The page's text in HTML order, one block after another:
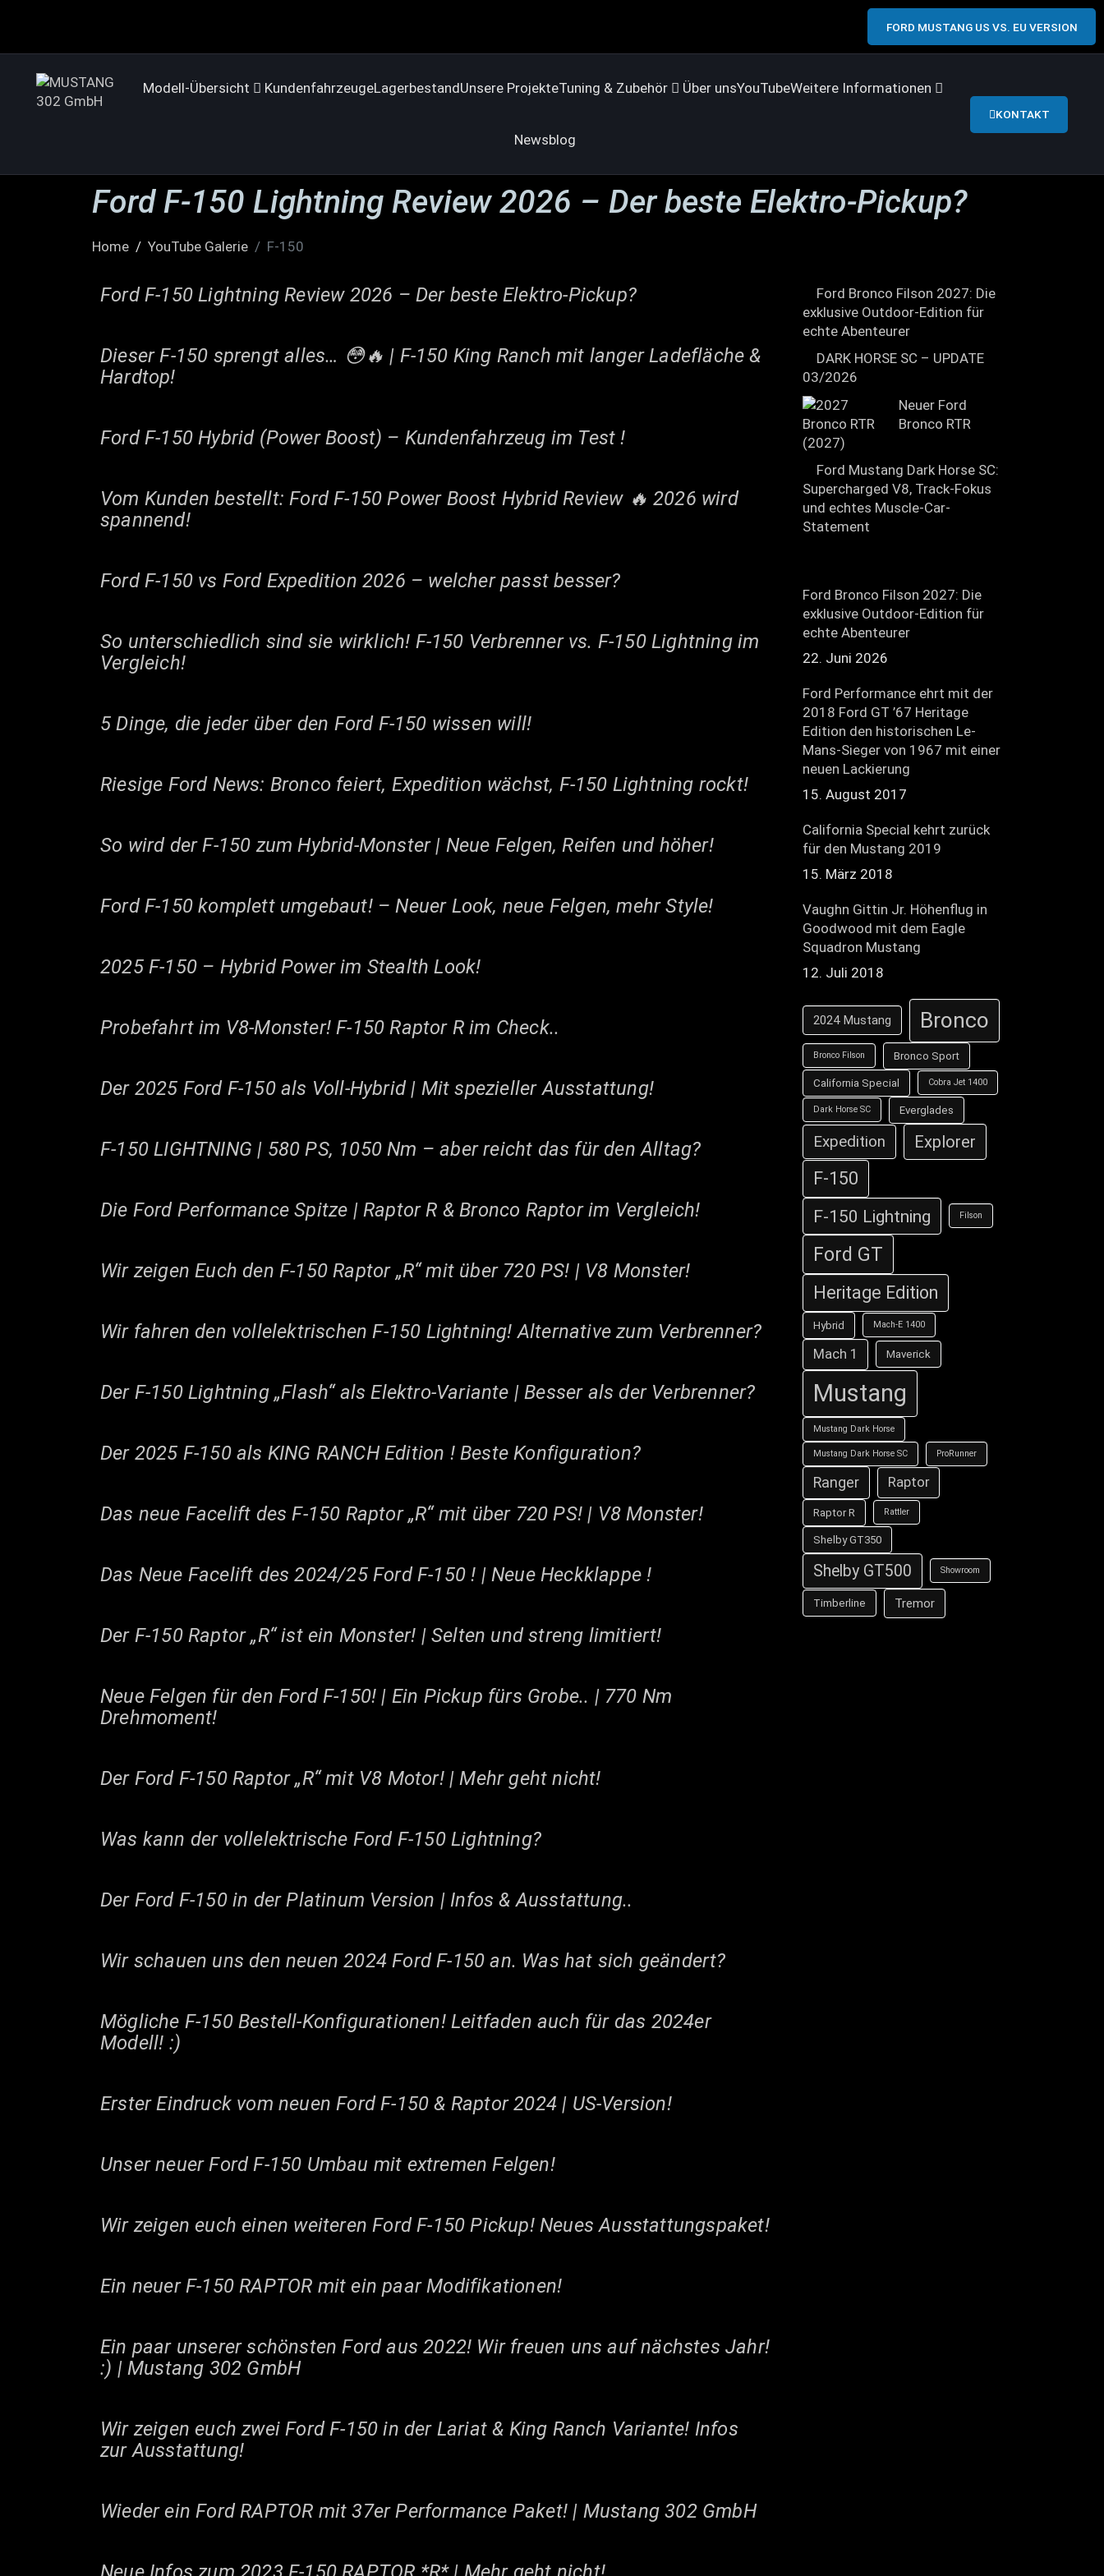
FORD MUSTANG US VS. EU VERSION
Modell-Übersicht KundenfahrzeugeLagerbestandUnsere ProjekteTuning & Zubehör Über unsYouTubeWeitere Informationen
Newsblog
KONTAKT
Ford F-150 Lightning Review 2026 – Der beste Elektro-Pickup?
Home YouTube Galerie F-150
Ford F-150 Lightning Review 2026 – Der beste Elektro-Pickup?
Dieser F-150 sprengt alles… 😳🔥 | F-150 King Ranch mit langer Ladefläche &
Hardtop!
Ford F-150 Hybrid (Power Boost) – Kundenfahrzeug im Test !
Vom Kunden bestellt: Ford F-150 Power Boost Hybrid Review 🔥 2026 wird
spannend!
Ford F-150 vs Ford Expedition 2026 – welcher passt besser?
So unterschiedlich sind sie wirklich! F-150 Verbrenner vs. F-150 Lightning im
Vergleich!
5 Dinge, die jeder über den Ford F-150 wissen will!
Riesige Ford News: Bronco feiert, Expedition wächst, F-150 Lightning rockt!
So wird der F-150 zum Hybrid-Monster | Neue Felgen, Reifen und höher!
Ford F-150 komplett umgebaut! – Neuer Look, neue Felgen, mehr Style!
2025 F-150 – Hybrid Power im Stealth Look!
Probefahrt im V8-Monster! F-150 Raptor R im Check..
Der 2025 Ford F-150 als Voll-Hybrid | Mit spezieller Ausstattung!
F-150 LIGHTNING | 580 PS, 1050 Nm – aber reicht das für den Alltag?
Die Ford Performance Spitze | Raptor R & Bronco Raptor im Vergleich!
Wir zeigen Euch den F-150 Raptor „R“ mit über 720 PS! | V8 Monster!
Wir fahren den vollelektrischen F-150 Lightning! Alternative zum Verbrenner?
Der F-150 Lightning „Flash“ als Elektro-Variante | Besser als der Verbrenner?
Der 2025 F-150 als KING RANCH Edition ! Beste Konfiguration?
Das neue Facelift des F-150 Raptor „R“ mit über 720 PS! | V8 Monster!
Das Neue Facelift des 2024/25 Ford F-150 ! | Neue Heckklappe !
Der F-150 Raptor „R“ ist ein Monster! | Selten und streng limitiert!
Neue Felgen für den Ford F-150! | Ein Pickup fürs Grobe.. | 770 Nm
Drehmoment!
Der Ford F-150 Raptor „R“ mit V8 Motor! | Mehr geht nicht!
Was kann der vollelektrische Ford F-150 Lightning?
Der Ford F-150 in der Platinum Version | Infos & Ausstattung..
Wir schauen uns den neuen 2024 Ford F-150 an. Was hat sich geändert?
Mögliche F-150 Bestell-Konfigurationen! Leitfaden auch für das 2024er
Modell! :)
Erster Eindruck vom neuen Ford F-150 & Raptor 2024 | US-Version!
Unser neuer Ford F-150 Umbau mit extremen Felgen!
Wir zeigen euch einen weiteren Ford F-150 Pickup! Neues Ausstattungspaket!
Ein neuer F-150 RAPTOR mit ein paar Modifikationen!
Ein paar unserer schönsten Ford aus 2022! Wir freuen uns auf nächstes Jahr!
:) | Mustang 302 GmbH
Wir zeigen euch zwei Ford F-150 in der Lariat & King Ranch Variante! Infos
zur Ausstattung!
Wieder ein Ford RAPTOR mit 37er Performance Paket! | Mustang 302 GmbH
Ford Bronco Filson 2027: Die
exklusive Outdoor-Edition für
echte Abenteurer
DARK HORSE SC – UPDATE
03/2026
Neuer Ford
Bronco RTR
(2027)
Ford Mustang Dark Horse SC:
Supercharged V8, Track-Fokus
und echtes Muscle-Car-
Statement
Ford Bronco Filson 2027: Die
exklusive Outdoor-Edition für
echte Abenteurer
22. Juni 2026
Ford Performance ehrt mit der
2018 Ford GT ’67 Heritage
Edition den historischen Le-
Mans-Sieger von 1967 mit einer
neuen Lackierung
15. August 2017
California Special kehrt zurück
für den Mustang 2019
15. März 2018
Vaughn Gittin Jr. Höhenflug in
Goodwood mit dem Eagle
Squadron Mustang
12. Juli 2018
2024 Mustang Bronco
Bronco Filson Bronco Sport
California Special Cobra Jet 1400
Dark Horse SC Everglades
Expedition Explorer
F-150
F-150 Lightning
Filson
Ford GT
Heritage Edition
Hybrid Mach-E 1400
Mach 1 Maverick
Mustang
Mustang Dark Horse
Mustang Dark Horse SC ProRunner
Ranger Raptor
Raptor R Rattler
Shelby GT350
Shelby GT500 Showroom
Timberline Tremor